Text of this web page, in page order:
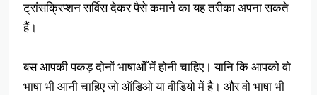
ट्रांसक्रिप्शन सर्विस देकर पैसे कमाने का यह तरीका अपना सकते
हैं।
बस आपकी पकड़ दोनों भाषाओँ में होनी चाहिए। यानि कि आपको वो
भाषा भी आनी चाहिए जो ऑडिओ या वीडियो में है। और वो भाषा भी